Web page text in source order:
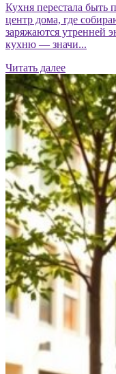
Кухня перестала быть
центр дома, где
заряжаются утренней
кухню — значи...
Читать далее